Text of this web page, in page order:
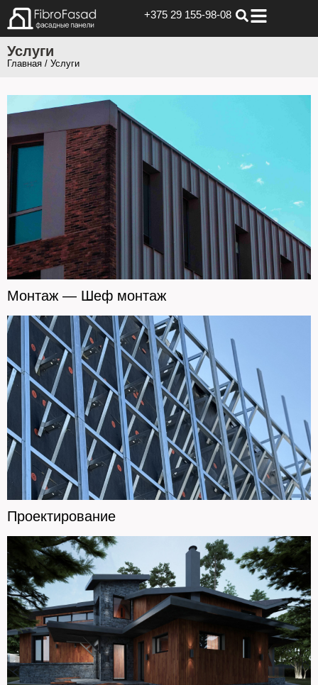
+375 29 155-98-08
Услуги
Главная / Услуги
Монтаж — Шеф монтаж
Проектирование